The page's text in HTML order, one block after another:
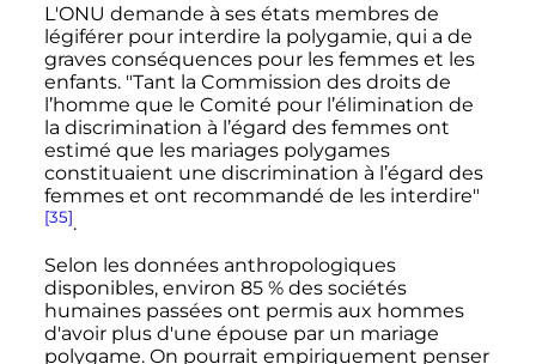
L'ONU demande à ses états membres de
légiférer pour interdire la polygamie, qui a de
graves conséquences pour les femmes et les
enfants. "Tant la Commission des droits de
l’homme que le Comité pour l’élimination de
la discrimination à l’égard des femmes ont
estimé que les mariages polygames
constituaient une discrimination à l’égard des
femmes et ont recommandé de les interdire"
[35].
Selon les données anthropologiques
disponibles, environ 85 % des sociétés
humaines passées ont permis aux hommes
d'avoir plus d'une épouse par un mariage
polygame. On pourrait empiriquement penser